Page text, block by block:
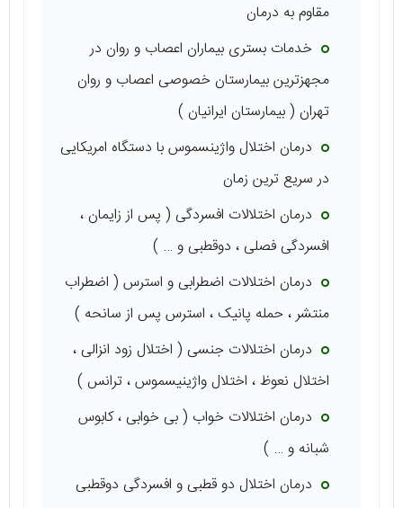
مقاوم به درمان
خدمات بستری بیماران اعصاب و روان در
مجهزترین بیمارستان خصوصی اعصاب و روان
تهران ( بیمارستان ایرانیان )
درمان اختلال واژینسموس با دستگاه امریکایی
در سریع ترین زمان
درمان اختلالات افسردگی ( پس از زایمان ،
افسردگی فصلی ، دوقطبی و … )
درمان اختلالات اضطرابی و استرس ( اضطراب
منتشر ، حمله پانیک ، استرس پس از سانحه )
درمان اختلالات جنسی ( اختلال زود انزالی ،
اختلال نعوظ ، اختلال واژینیسموس ، ترانس )
درمان اختلالات خواب ( بی خوابی ، کابوس
شبانه و … )
درمان اختلال دو قطبی و افسردگی دوقطبی